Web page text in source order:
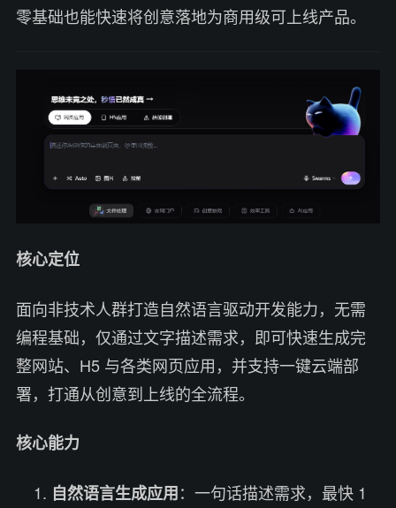
零基础也能快速将创意落地为商用级可上线产品。
核心定位
面向非技术人群打造自然语言驱动开发能力，无需
编程基础，仅通过文字描述需求，即可快速生成完
整网站、H5 与各类网页应用，并支持一键云端部
署，打通从创意到上线的全流程。
核心能力
自然语言生成应用：一句话描述需求，最快 1